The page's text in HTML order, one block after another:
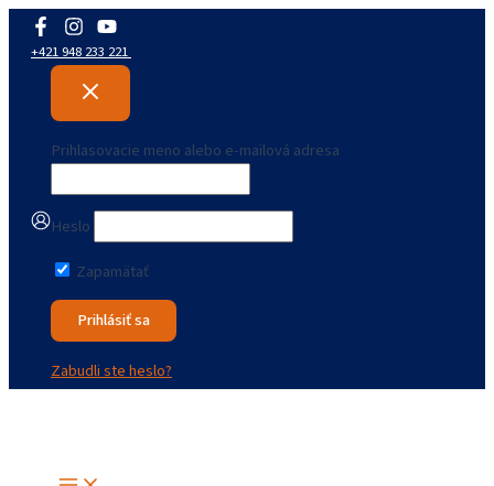
Preskočiť
+421 948 233 221
Prihlasovacie meno alebo e-mailová adresa
Heslo
Zapamätať
Zabudli ste heslo?
Main